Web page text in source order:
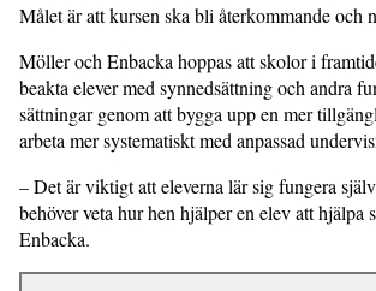
Målet är att kursen ska bli återkom­mande och
Möller och Enbacka hoppas att skolor i
beakta elever med synnedsättning och andra
sättningar genom att bygga upp en mer
arbeta mer sys­tematiskt med anpassad
– Det är viktigt att eleverna lär sig fungera
behöver veta hur hen hjälper en elev att hjälpa
Enbacka.